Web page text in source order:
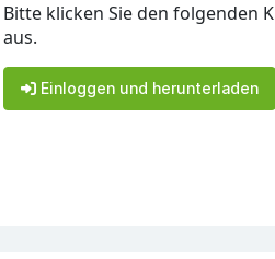
Bitte klicken Sie den folgenden
aus.
Einloggen und herunterladen